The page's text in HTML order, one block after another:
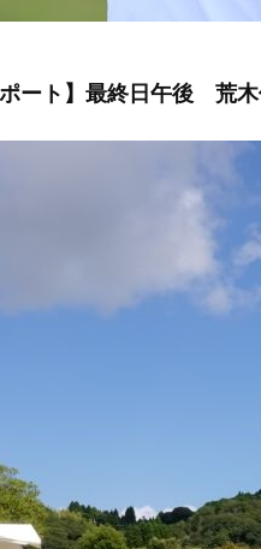
ポート】最終日午後 荒